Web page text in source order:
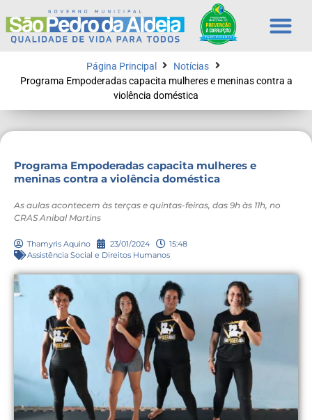
Página Principal
Notícias
Programa Empoderadas capacita mulheres e meninas contra a
violência doméstica
Programa Empoderadas capacita mulheres e
meninas contra a violência doméstica
As aulas acontecem às terças e quintas-feiras, das 9h às 11h, no
CRAS Anibal Martins
Thamyris Aquino 23/01/2024
15:48
Assistência Social e Direitos Humanos